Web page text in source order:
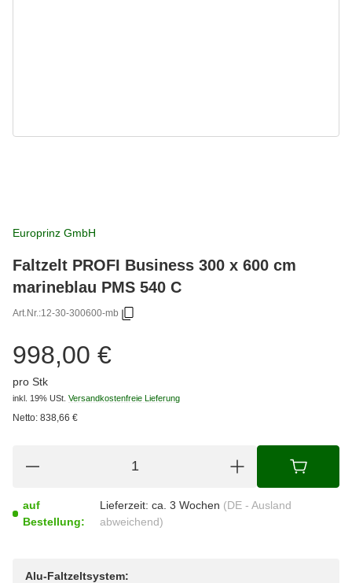
Europrinz GmbH
Faltzelt PROFI Business 300 x 600 cm
marineblau PMS 540 C
Art.Nr.:12-30-300600-mb
998,00 €
pro Stk
inkl. 19% USt. Versandkostenfreie Lieferung
Netto: 838,66 €
auf
Bestellung:
Lieferzeit: ca. 3 Wochen (DE - Ausland
abweichend)
Alu-Faltzeltsystem: